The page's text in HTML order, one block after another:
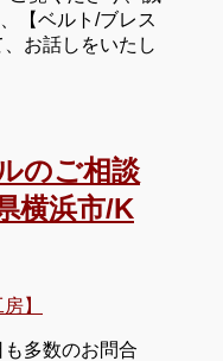
【ベルト/ブレス
お話しをいたし
のご相談
横浜市/K
】
多数のお問合